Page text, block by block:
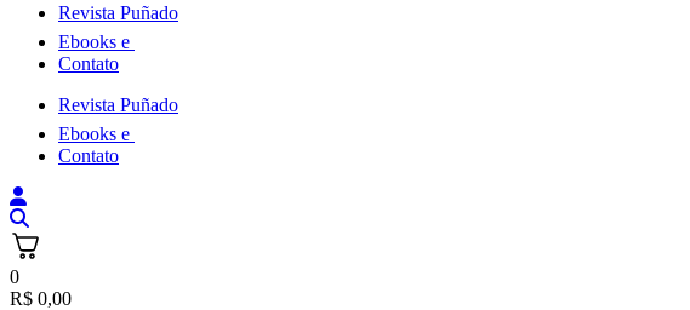
Revista Puñado
Ebooks e
Contato
Revista Puñado
Ebooks e
Contato
0
R$ 0,00